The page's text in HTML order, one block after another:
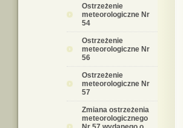
Ostrzeżenie
meteorologiczne Nr
54
Ostrzeżenie
meteorologiczne Nr
56
Ostrzeżenie
meteorologiczne Nr
57
Zmiana ostrzeżenia
meteorologicznego